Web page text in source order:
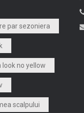
par sezoniera
look no yellow
scalpului